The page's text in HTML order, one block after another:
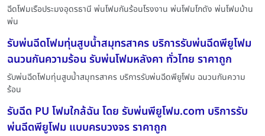
ฉีดโฟมเรือประมงอุดรธานี พ่นโฟมกันร้อนโรงงาน พ่นโฟมโกดัง พ่นโฟมบ้าน
พ่น
รับพ่นฉีดโฟมทุ่นสูบน้ำสมุทรสาคร บริการรับพ่นฉีดพียูโฟม
ฉนวนกันความร้อน รับพ่นโฟมหลังคา ทั่วไทย ราคาถูก
รับพ่นฉีดโฟมทุ่นสูบน้ำสมุทรสาคร บริการรับพ่นฉีดพียูโฟม ฉนวนกันความ
ร้อน
รับฉีด PU โฟมใกล้ฉัน โดย รับพ่นพียูโฟม.com บริการรับ
พ่นฉีดพียูโฟม แบบครบวงจร ราคาถูก